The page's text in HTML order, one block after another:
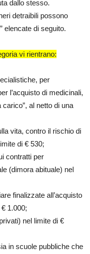
dallo stesso.
detraibili possono
elencate di seguito.
vi rientrano:
per
l’acquisto di medicinali,
al netto di una
vita, contro il rischio di
di € 530;
contratti per
(dimora abituale) nel
finalizzate all’acquisto
1.000;
nel limite di €
in scuole pubbliche che